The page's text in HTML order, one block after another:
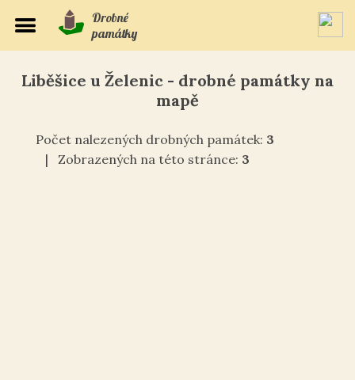
Drobné
památky
Liběšice u Želenic - drobné památky na
mapě
Počet nalezených drobných památek: 3
| Zobrazených na této stránce: 3